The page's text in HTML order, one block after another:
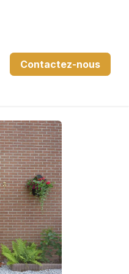
Contactez-nous